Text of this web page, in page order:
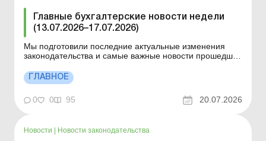
Главные бухгалтерские новости недели
(13.07.2026–17.07.2026)
Мы подготовили последние актуальные изменения
законодательства и самые важные новости прошедшей
2026 года Изменения в законодательстве с 13 по 17
июля 2026 года О чем нужно знать н а этой неделе?
Верховная Рада продлила мобилизацию и военн...
ГЛАВНОЕ
0 0 95 20.07.2026
Новости Новости законодательства